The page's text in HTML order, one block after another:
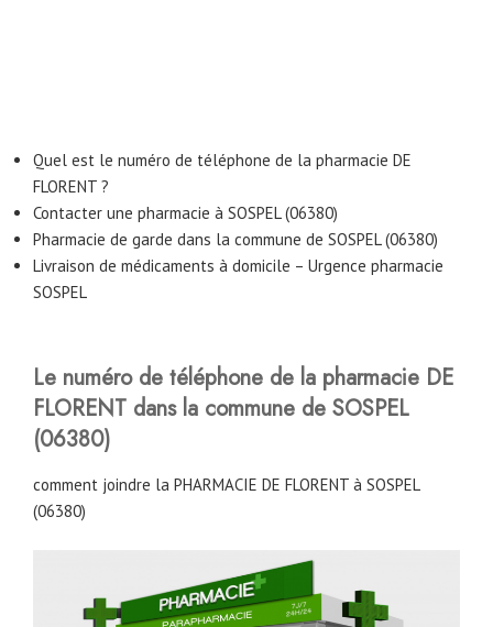
Quel est le numéro de téléphone de la pharmacie DE
FLORENT ?
Contacter une pharmacie à SOSPEL (06380)
Pharmacie de garde dans la commune de SOSPEL (06380)
Livraison de médicaments à domicile – Urgence pharmacie
SOSPEL
Le numéro de téléphone de la pharmacie DE
FLORENT dans la commune de SOSPEL
(06380)
comment joindre la PHARMACIE DE FLORENT à SOSPEL
(06380)